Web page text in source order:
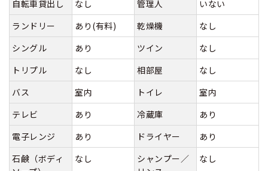
自転車貸出し なし 管理人
いない
ランドリー
あり(有料) 乾燥機
なし
シングル
あり ツイン
なし
トリプル
なし 相部屋
なし
バス
室内 トイレ
室内
テレビ
あり 冷蔵庫
あり
電子レンジ
あり ドライヤー
あり
石鹸（ボディ
なし
シャンプー／
なし